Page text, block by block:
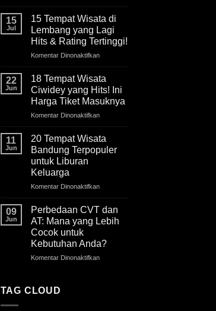
Hotel
Lembang
Bandung
dengan
Bagus
15
Jul
15 Tempat Wisata di
Lembang yang Lagi
Hits & Rating Tertinggi!
Komentar Dinonaktifkanpada
Tempat
Wisata
di
Lembang
yang
Hits
22
Jun
18 Tempat Wisata
Ciwidey yang Hits! Ini
Harga Tiket Masuknya
Komentar Dinonaktifkanpada
Tempat
Wisata
Ciwidey
Ini
Tiket
Masuknya
11
Jun
20 Tempat Wisata
Bandung Terpopuler
untuk Liburan
Keluarga
Komentar Dinonaktifkanpada
Tempat
Wisata
Bandung
untuk
Liburan
09
Jun
Perbedaan CVT dan
AT: Mana yang Lebih
Cocok untuk
Kebutuhan Anda?
Komentar Dinonaktifkanpada
TAG CLOUD